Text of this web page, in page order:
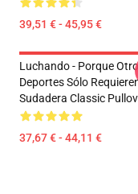
39,51 € - 45,95 €
Luchando - Porque
Deportes Sólo
Sudadera Classic
37,67 € - 44,11 €